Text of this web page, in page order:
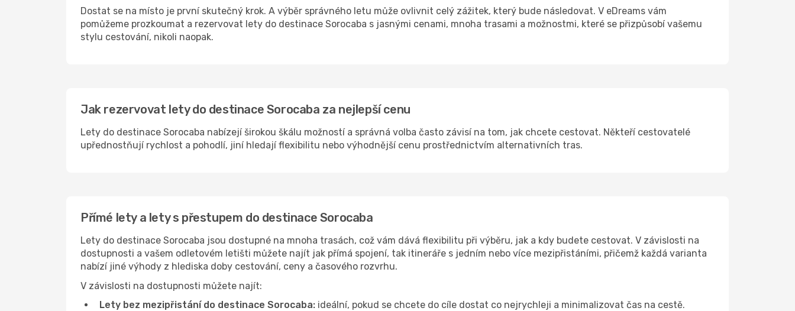
Dostat se na místo je první skutečný krok. A výběr správného letu může ovlivnit celý zážitek, který bude následovat. V eDreams vám
pomůžeme prozkoumat a rezervovat lety do destinace Sorocaba s jasnými cenami, mnoha trasami a možnostmi, které se přizpůsobí vašemu
stylu cestování, nikoli naopak.
Jak rezervovat lety do destinace Sorocaba za nejlepší cenu
Lety do destinace Sorocaba nabízejí širokou škálu možností a správná volba často závisí na tom, jak chcete cestovat. Někteří cestovatelé
upřednostňují rychlost a pohodlí, jiní hledají flexibilitu nebo výhodnější cenu prostřednictvím alternativních tras.
Přímé lety a lety s přestupem do destinace Sorocaba
Lety do destinace Sorocaba jsou dostupné na mnoha trasách, což vám dává flexibilitu při výběru, jak a kdy budete cestovat. V závislosti na
dostupnosti a vašem odletovém letišti můžete najít jak přímá spojení, tak itineráře s jedním nebo více mezipřistáními, přičemž každá varianta
nabízí jiné výhody z hlediska doby cestování, ceny a časového rozvrhu.
V závislosti na dostupnosti můžete najít:
Lety bez mezipřistání do destinace Sorocaba: ideální, pokud se chcete do cíle dostat co nejrychleji a minimalizovat čas na cestě.